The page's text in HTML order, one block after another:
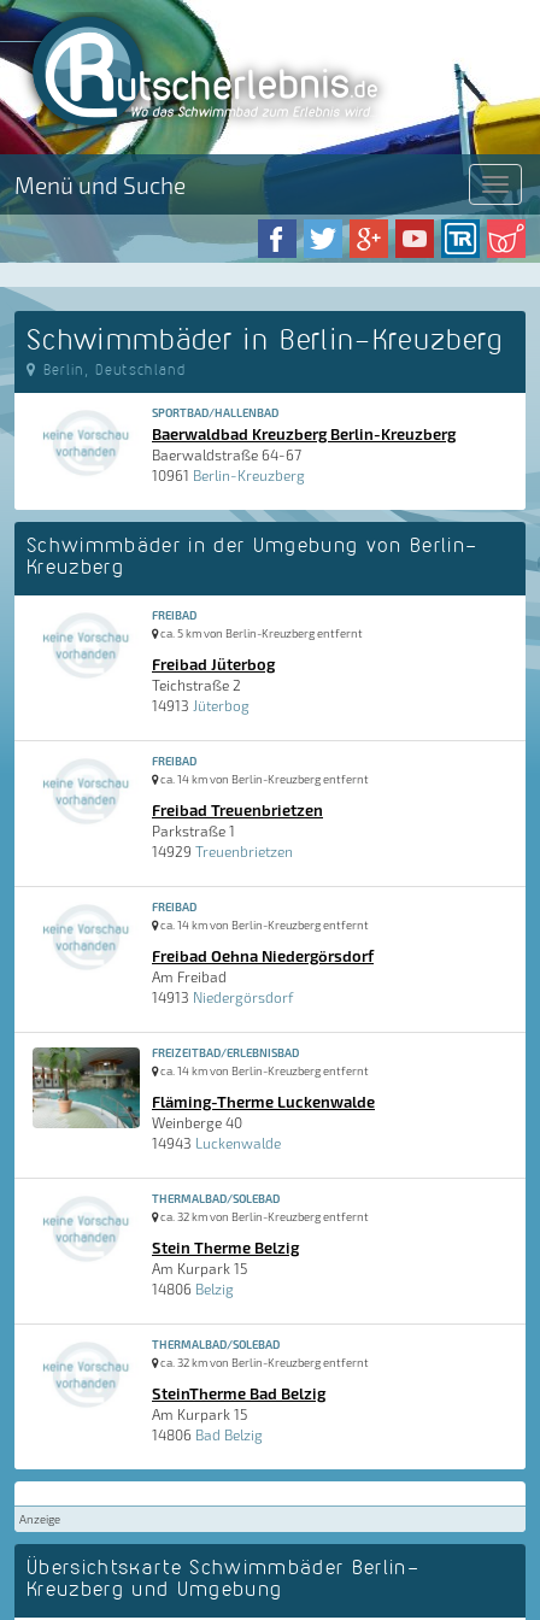
Menü und Suche Menü
Schwimmbäder in Berlin-Kreuzberg
Berlin, Deutschland
SPORTBAD/HALLENBAD
Baerwaldbad Kreuzberg Berlin-Kreuzberg
Baerwaldstraße 64-67
10961 Berlin-Kreuzberg
Schwimmbäder in der Umgebung von Berlin-
Kreuzberg
FREIBAD
ca. 5 km von Berlin-Kreuzberg entfernt
Freibad Jüterbog
Teichstraße 2
14913 Jüterbog
FREIBAD
ca. 14 km von Berlin-Kreuzberg entfernt
Freibad Treuenbrietzen
Parkstraße 1
14929 Treuenbrietzen
FREIBAD
ca. 14 km von Berlin-Kreuzberg entfernt
Freibad Oehna Niedergörsdorf
Am Freibad
14913 Niedergörsdorf
FREIZEITBAD/ERLEBNISBAD
ca. 14 km von Berlin-Kreuzberg entfernt
Fläming-Therme Luckenwalde
Weinberge 40
14943 Luckenwalde
THERMALBAD/SOLEBAD
ca. 32 km von Berlin-Kreuzberg entfernt
Stein Therme Belzig
Am Kurpark 15
14806 Belzig
THERMALBAD/SOLEBAD
ca. 32 km von Berlin-Kreuzberg entfernt
SteinTherme Bad Belzig
Am Kurpark 15
14806 Bad Belzig
Anzeige
Übersichtskarte Schwimmbäder Berlin-
Kreuzberg und Umgebung